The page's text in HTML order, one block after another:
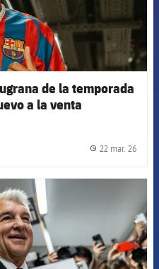
de la temporada
a la venta
22 mar. 26
FCB Barcelona badge